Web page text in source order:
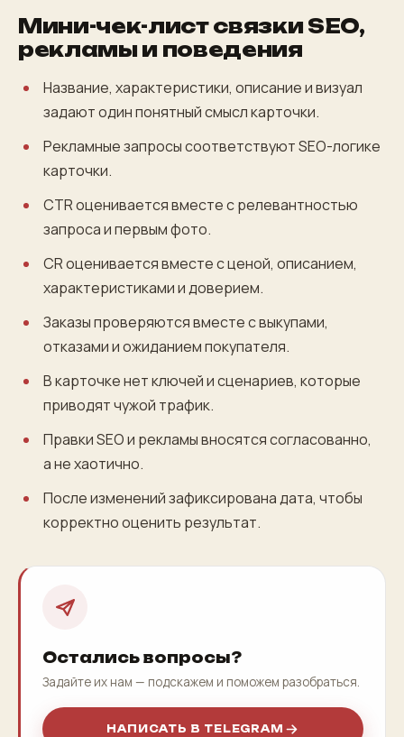
Мини-чек-лист связки SEO,
рекламы и поведения
Название, характеристики, описание и визуал
задают один понятный смысл карточки.
Рекламные запросы соответствуют SEO-логике
карточки.
CTR оценивается вместе с релевантностью
запроса и первым фото.
CR оценивается вместе с ценой, описанием,
характеристиками и доверием.
Заказы проверяются вместе с выкупами,
отказами и ожиданием покупателя.
В карточке нет ключей и сценариев, которые
приводят чужой трафик.
Правки SEO и рекламы вносятся согласованно,
а не хаотично.
После изменений зафиксирована дата, чтобы
корректно оценить результат.
Остались вопросы?
Задайте их нам — подскажем и поможем разобраться.
НАПИСАТЬ В TELEGRAM